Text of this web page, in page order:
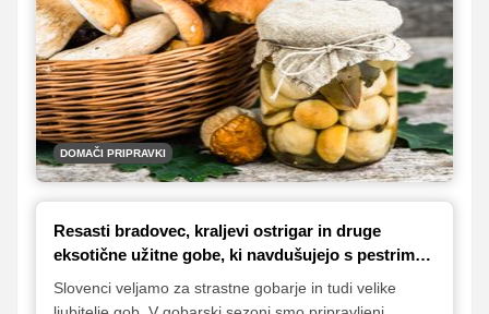
odlična priloga k raznovrstnim narezkom, lahko pa jih
namesto šampinjonov damo tudi na pico.
DOMAČI PRIPRAVKI
Resasti bradovec, kraljevi ostrigar in druge
eksotične užitne gobe, ki navdušujejo s pestrim
kulinaričnim potencialom
Slovenci veljamo za strastne gobarje in tudi velike